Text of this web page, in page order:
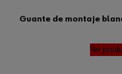
Guante de montaje
Ver